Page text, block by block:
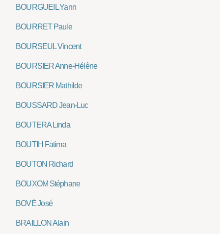
BOURGUEIL Yann
BOURRET Paule
BOURSEUL Vincent
BOURSIER Anne-Hélène
BOURSIER Mathilde
BOUSSARD Jean-Luc
BOUTERA Linda
BOUTIH Fatima
BOUTON Richard
BOUXOM Stéphane
BOVÉ José
BRAILLON Alain